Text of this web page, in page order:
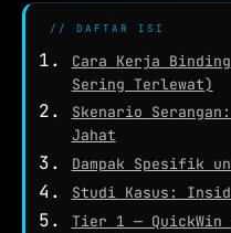
WHOIS
NETWORK TOOLS
PING TEST ★
TRACEROUTE
PORT CHECKER
// DAFTAR ISI
Cara Kerja
Sering Terlewat)
Skenario
Jahat
Dampak Spesifik
Studi Kasus:
Tier 1 —